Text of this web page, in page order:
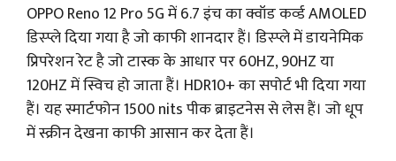
OPPO Reno 12 Pro 5G में 6.7 इंच का क्वॉड कर्व्ड AMOLED
डिस्प्ले दिया गया है जो काफी शानदार हैं। डिस्प्ले में डायनेमिक
प्रिपरेशन रेट है जो टास्क के आधार पर 60HZ, 90HZ या
120HZ में स्विच हो जाता हैं। HDR10+ का सपोर्ट भी दिया गया
हैं। यह स्मार्टफोन 1500 nits पीक ब्राइटनेस से लेस हैं। जो धूप
में स्क्रीन देखना काफी आसान कर देता हैं।